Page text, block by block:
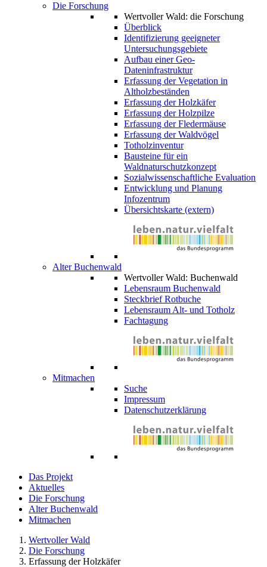
Die Forschung
Wertvoller Wald: die Forschung
Überblick
Identifizierung geeigneter
Untersuchungsgebiete
Aufbau einer Geo-
Dateninfrastruktur
Erfassung der Vegetation in
Altholzbeständen
Erfassung der Holzkäfer
Erfassung der Holzpilze
Erfassung der Fledermäuse
Erfassung der Waldvögel
Totholzinventur
Bausteine für ein
Waldnaturschutzkonzept
Sozialwissenschaftliche Evaluation
Entwicklung und Planung
Infozentrum
Übersichtskarte (extern)
Alter Buchenwald
Wertvoller Wald: Buchenwald
Lebensraum Buchenwald
Steckbrief Rotbuche
Lebensraum Alt- und Totholz
Fachtagung
Mitmachen
Suche
Impressum
Datenschutzerklärung
Das Projekt
Aktuelles
Die Forschung
Alter Buchenwald
Mitmachen
Wertvoller Wald
Die Forschung
Erfassung der Holzkäfer